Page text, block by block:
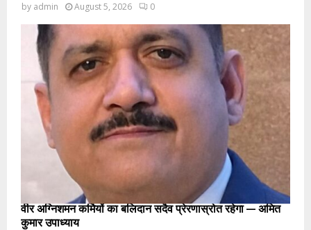
by admin August 5, 2026 0
वीर अग्निशमन कर्मियों का बलिदान सदैव प्रेरणास्रोत रहेगा — अमित
कुमार उपाध्याय